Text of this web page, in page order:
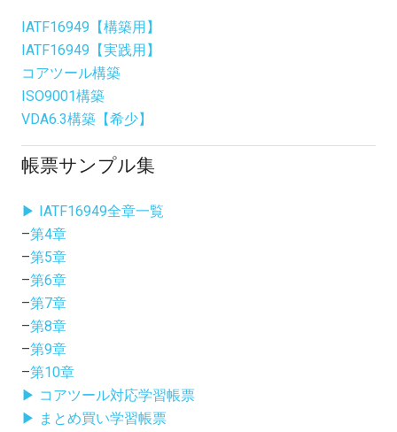
IATF16949【構築用】
IATF16949【実践用】
コアツール構築
ISO9001構築
VDA6.3構築【希少】
帳票サンプル集
▶ IATF16949全章一覧
–第4章
–第5章
–第6章
–第7章
–第8章
–第9章
–第10章
▶ コアツール対応学習帳票
▶ まとめ買い学習帳票